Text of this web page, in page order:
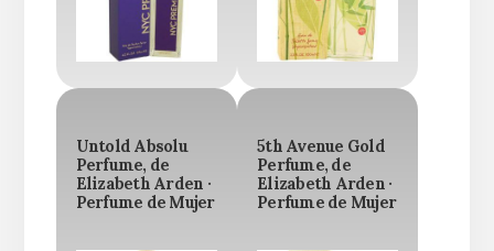
Untold Absolu
Perfume, de
Elizabeth Arden ·
Perfume de Mujer
5th Avenue Gold
Perfume, de
Elizabeth Arden ·
Perfume de Mujer